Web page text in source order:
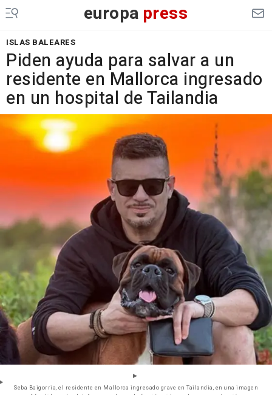
europa press
ISLAS BALEARES
Piden ayuda para salvar a un
residente en Mallorca ingresado
en un hospital de Tailandia
Seba Baigorria, el residente en Mallorca ingresado grave en Tailandia, en una imagen